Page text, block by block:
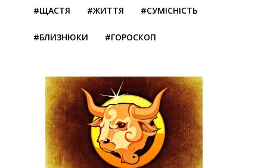
#ЩАСТЯ #ЖИТТЯ #СУМІСНІСТЬ
#БЛИЗНЮКИ #ГОРОСКОП